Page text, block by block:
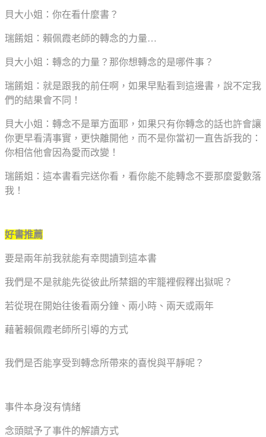
貝大小姐：你在看什麼書？
瑞餚姐：賴佩霞老師的轉念的力量…
貝大小姐：轉念的力量？那你想轉念的是哪件事？
瑞餚姐：就是跟我的前任啊，如果早點看到這邊書，說不定我
們的結果會不同！
貝大小姐：轉念不是單方面耶，如果只有你轉念的話也許會讓
你更早看清事實，更快離開他，而不是你當初一直告訴我的：
你相信他會因為愛而改變！
瑞餚姐：這本書看完送你看，看你能不能轉念不要那麼愛數落
我！
好書推薦
要是兩年前我就能有幸閱讀到這本書
我們是不是就能先從彼此所禁錮的牢籠裡假釋出獄呢？
若從現在開始往後看兩分鐘、兩小時、兩天或兩年
藉著賴佩霞老師所引導的方式
我們是否能享受到轉念所帶來的喜悅與平靜呢？
事件本身沒有情緒
念頭賦予了事件的解讀方式